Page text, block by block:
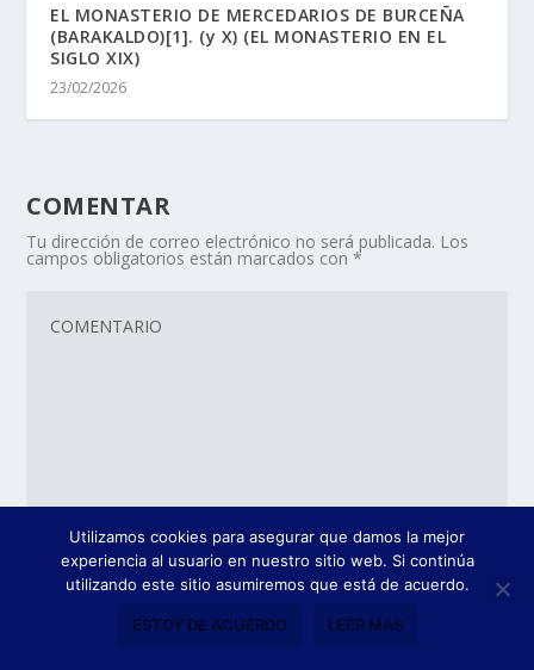
EL MONASTERIO DE MERCEDARIOS DE BURCEÑA
(BARAKALDO)[1]. (y X) (EL MONASTERIO EN EL
SIGLO XIX)
23/02/2026
COMENTAR
Tu dirección de correo electrónico no será publicada. Los
campos obligatorios están marcados con*
Recibir un correo electrónico con los siguientes
Utilizamos cookies para asegurar que damos la mejor
experiencia al usuario en nuestro sitio web. Si continúa
utilizando este sitio asumiremos que está de acuerdo.
ESTOY DE ACUERDO LEER MÁS